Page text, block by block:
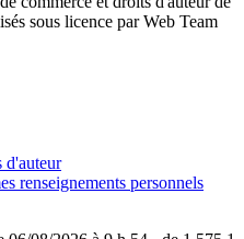
sous licence par Web Team
d'auteur
renseignements personnels